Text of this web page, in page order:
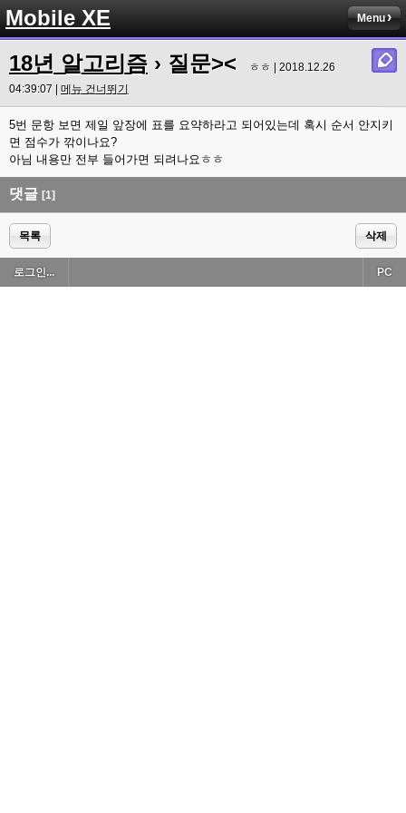
Mobile XE Menu
18년 알고리즘 › 질문><
ㅎㅎ | 2018.12.26
04:39:07 | 메뉴 건너뛰기
5번 문항 보면 제일 앞장에 표를 요약하라고 되어있는데 혹시 순서 안지키
면 점수가 깎이나요?
아님 내용만 전부 들어가면 되려나요ㅎㅎ
댓글 [1]
목록 삭제
로그인... PC